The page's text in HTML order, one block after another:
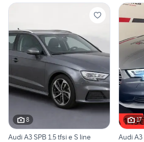
8
Audi A3 SPB 1.5 tfsi e S line
17
Audi A3